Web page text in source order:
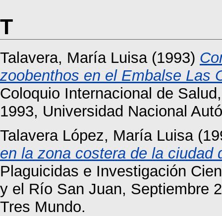
T
Talavera, María Luisa(1993)
zoobenthos en el Embalse Las
Coloquio Internacional de
1993, Universidad Nacional
Talavera López, María Luisa
en la zona costera de la ciudad
Plaguicidas e Investigación
y el Río San Juan, Septiembre
Tres Mundo.